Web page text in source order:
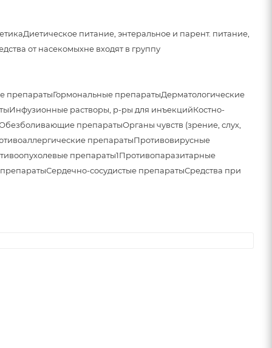
Диетическое питание, энтеральное и парент. питание,
от насекомыхне входят в группу
препаратыГормональные препаратыДерматологические
Инфузионные растворы, р-ры для инъекцийКостно-
препаратыОрганы чувств (зрение, слух,
препаратыПротивовирусные
препараты1Противопаразитарные
Сердечно-сосудистые препаратыСредства при